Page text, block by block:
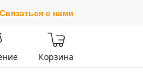
Связаться с нами
Корзина